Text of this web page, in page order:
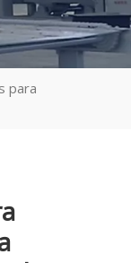
para